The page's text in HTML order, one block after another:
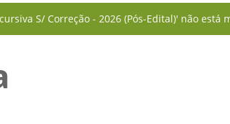
S/ Correção - 2026 (Pós-Edital)' não